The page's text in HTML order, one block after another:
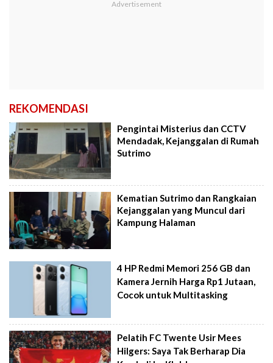
REKOMENDASI
Pengintai Misterius dan CCTV
Mendadak, Kejanggalan di Rumah
Sutrimo
Kematian Sutrimo dan Rangkaian
Kejanggalan yang Muncul dari
Kampung Halaman
4 HP Redmi Memori 256 GB dan
Kamera Jernih Harga Rp1 Jutaan,
Cocok untuk Multitasking
Pelatih FC Twente Usir Mees
Hilgers: Saya Tak Berharap Dia